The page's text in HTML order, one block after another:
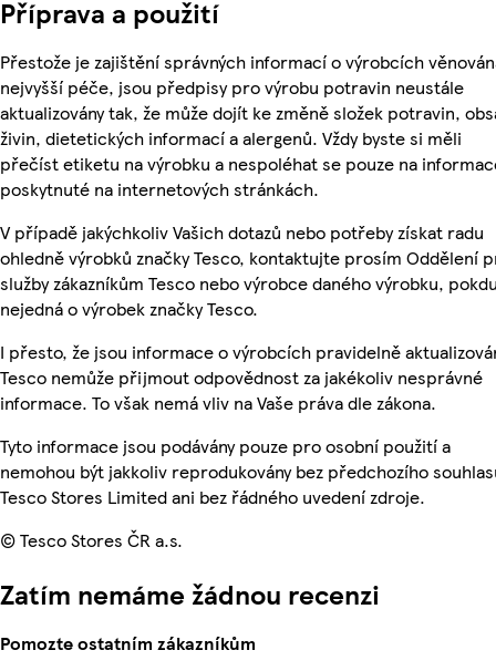
Příprava a použití
Přestože je zajištění správných informací o výrobcích
nejvyšší péče, jsou předpisy pro výrobu potravin neustále
aktualizovány tak, že může dojít ke změně složek potravin,
živin, dietetických informací a alergenů. Vždy byste si měli
přečíst etiketu na výrobku a nespoléhat se pouze na
poskytnuté na internetových stránkách.
V případě jakýchkoliv Vašich dotazů nebo potřeby získat radu
ohledně výrobků značky Tesco, kontaktujte prosím Oddělení
služby zákazníkům Tesco nebo výrobce daného výrobku,
nejedná o výrobek značky Tesco.
I přesto, že jsou informace o výrobcích pravidelně
Tesco nemůže přijmout odpovědnost za jakékoliv nesprávné
informace. To však nemá vliv na Vaše práva dle zákona.
Tyto informace jsou podávány pouze pro osobní použití a
nemohou být jakkoliv reprodukovány bez předchozího
Tesco Stores Limited ani bez řádného uvedení zdroje.
© Tesco Stores ČR a.s.
Zatím nemáme žádnou recenzi
Pomozte ostatním zákazníkům